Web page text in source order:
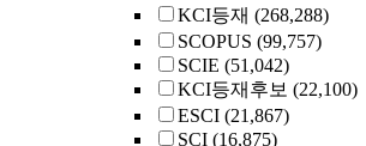
KCI등재 (268,288)
SCOPUS (99,757)
SCIE (51,042)
KCI등재후보 (22,100)
ESCI (21,867)
SCI (16,875)